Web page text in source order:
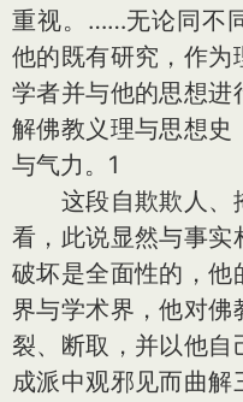
重视。……无论同不
他的既有研究，作为
学者并与他的思想进
解佛教义理与思想史
与气力。1
这段自欺欺人、
看，此说显然与事实
破坏是全面性的，他
界与学术界，他对佛
裂、断取，并以他自
成派中观邪见而曲解